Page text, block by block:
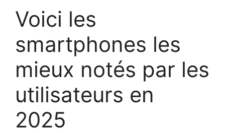
Voici les
smartphones les
mieux notés par les
utilisateurs en
2025